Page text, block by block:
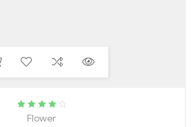
Rated
Flower